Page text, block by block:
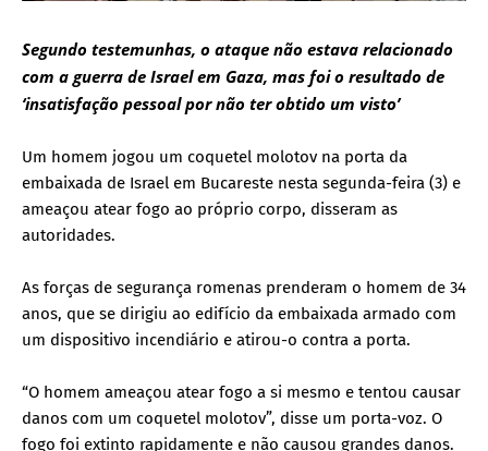
Segundo testemunhas, o ataque não estava relacionado
com a guerra de Israel em Gaza, mas foi o resultado de
‘insatisfação pessoal por não ter obtido um visto’
Um homem jogou um coquetel molotov na porta da
embaixada de Israel em Bucareste nesta segunda-feira (3) e
ameaçou atear fogo ao próprio corpo, disseram as
autoridades.
As forças de segurança romenas prenderam o homem de 34
anos, que se dirigiu ao edifício da embaixada armado com
um dispositivo incendiário e atirou-o contra a porta.
“O homem ameaçou atear fogo a si mesmo e tentou causar
danos com um coquetel molotov”, disse um porta-voz. O
fogo foi extinto rapidamente e não causou grandes danos.